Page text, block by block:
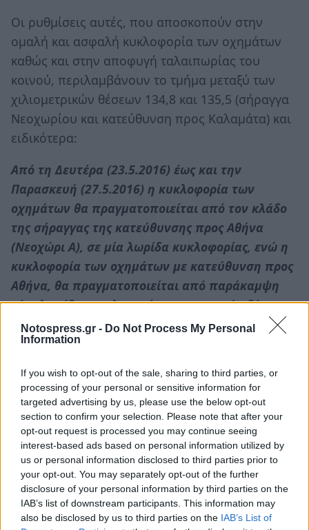
Notospress.gr - Do Not Process My Personal
Information
If you wish to opt-out of the sale, sharing to third parties, or
processing of your personal or sensitive information for
targeted advertising by us, please use the below opt-out
section to confirm your selection. Please note that after your
opt-out request is processed you may continue seeing
interest-based ads based on personal information utilized by
us or personal information disclosed to third parties prior to
your opt-out. You may separately opt-out of the further
disclosure of your personal information by third parties on the
IAB’s list of downstream participants. This information may
also be disclosed by us to third parties on the IAB’s List of
Οι ρυθμίσεις αυτές, που αποσκοπούν στην
ομαλή και ασφαλή κυκλοφορία των οχημάτων
καθώς και στην αποφυγή ταλαιπωρίας του
κοινού, περιλαμβάνουν το τμήμα μεταξύ των
χιλιομετρικών θέσεων 134,8 και 135,5 (σήραγγα
Νεοχωρίου και κατεύθυνση προς Καλαμάτα) και
ειδικότερα:
Από τη Δευτέρα (23.5.2016) έως και την
Παρασκευή (27.5.2016) η κυκλοφορία των
οχημάτων θα πραγματοποιείται από τον κλάδο
της σήραγγας της κατεύθυνσης προς Αθήνα
(Νεοχώρι Α), σε μία λωρίδα κυκλοφορίας, ενώ η
κυκλοφορία των οχημάτων με κατεύθυνση προς
Αθήνα, θα πραγματοποιείται από παράκαμψη
μίας λωρίδας κυκλοφορίας, σε ανοικτή οδό
(εκτός σήραγγας).
κυκλοφορία των οχημάτων θα διεξάγεται
σύμφωνα με όλες τις προσωρινές
πληροφοριακές και ρυθμιστικές πινακίδες και
λοιπά μέσα οδικής σήμανσης που θα
τοποθετηθούν.